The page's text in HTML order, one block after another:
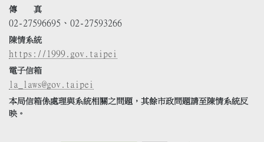
傳 真
02-27596695、02-27593266
陳情系統
https://1999.gov.taipei
電子信箱
la_laws@gov.taipei
本局信箱係處理與系統相關之問題，其餘市政問題請至陳情系統反
映。